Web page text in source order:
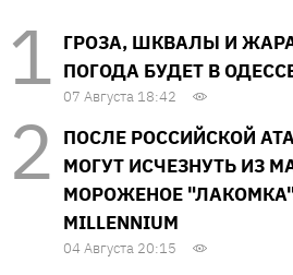
ГРОЗА, ШКВАЛЫ И
ПОГОДА БУДЕТ В
07 Августа 18:42
ПОСЛЕ РОССИЙСКОЙ
МОГУТ ИСЧЕЗНУТЬ ИЗ
МОРОЖЕНОЕ
MILLENNIUM
04 Августа 20:15